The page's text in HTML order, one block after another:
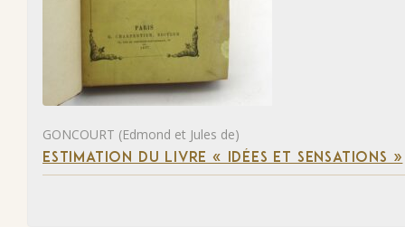
GONCOURT (Edmond et Jules de)
ESTIMATION DU LIVRE « IDÉES ET SENSATIONS »